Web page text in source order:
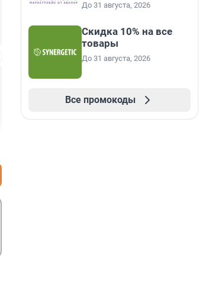
До 31 августа, 2026
Скидка 10% на все
товары
До 31 августа, 2026
Все промокоды